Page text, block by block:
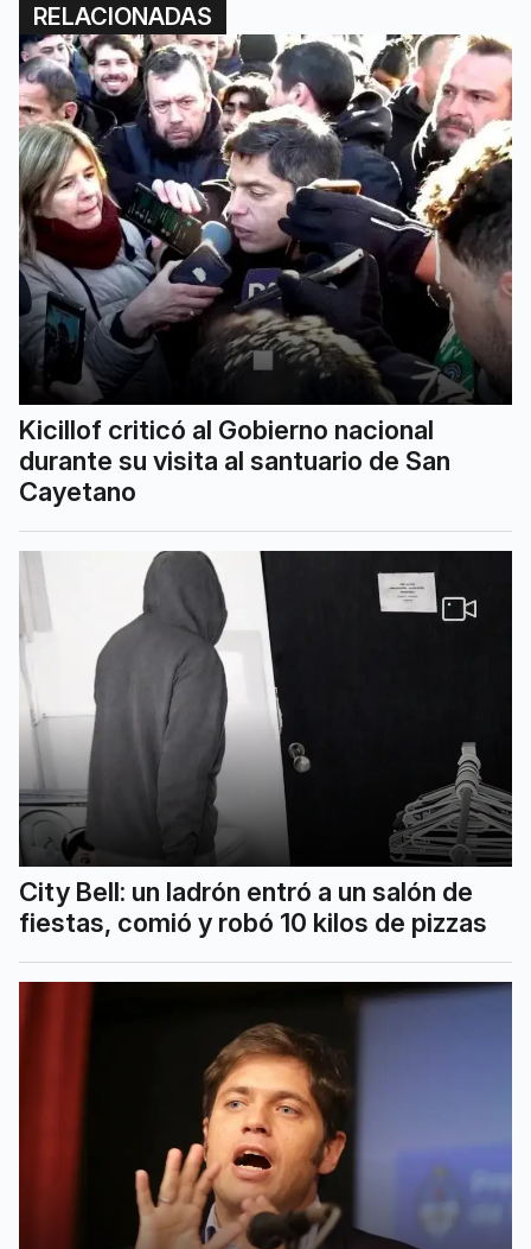
RELACIONADAS
Kicillof criticó al Gobierno nacional
durante su visita al santuario de San
Cayetano
City Bell: un ladrón entró a un salón de
fiestas, comió y robó 10 kilos de pizzas